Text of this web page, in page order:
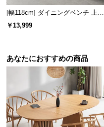
[幅118cm] ダイニングベンチ 上品
なPVCレザー×スチール脚 耐荷重2
￥13,999
あなたにおすすめの商品